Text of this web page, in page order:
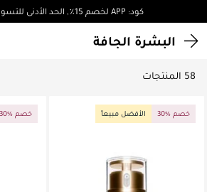
توصيل مجاني لجميع الطلبات فوق 4,000ج.م
البشرة الجافة
58 المنتجات
30% خصم الأفضل مبيعاً 30% خصم